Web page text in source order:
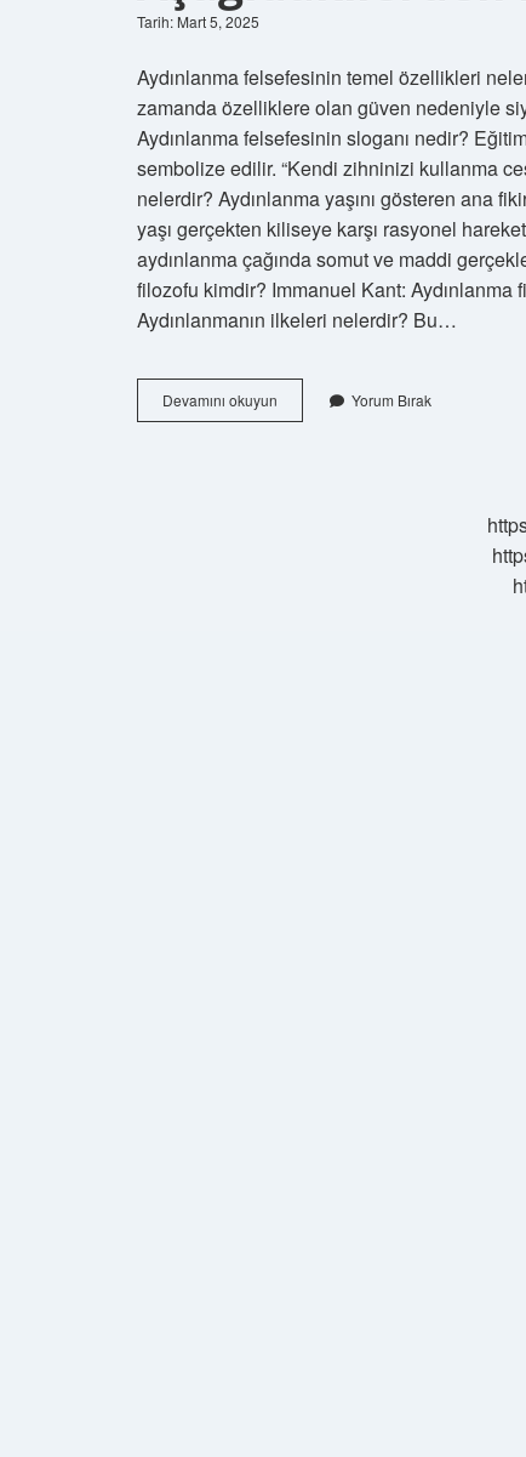
Tarih: Mart 5, 2025
Aydınlanma felsefesinin temel özellikleri
zamanda özelliklere olan güven nedeniyle
Aydınlanma felsefesinin sloganı nedir?
sembolize edilir. “Kendi zihninizi kullanma
nelerdir? Aydınlanma yaşını gösteren ana
yaşı gerçekten kiliseye karşı rasyonel
aydınlanma çağında somut ve maddi
filozofu kimdir? Immanuel Kant:
Aydınlanmanın ilkeleri nelerdir? Bu…
Devamını okuyun Aydınlanma
Felsefesi
Yorum Bırak